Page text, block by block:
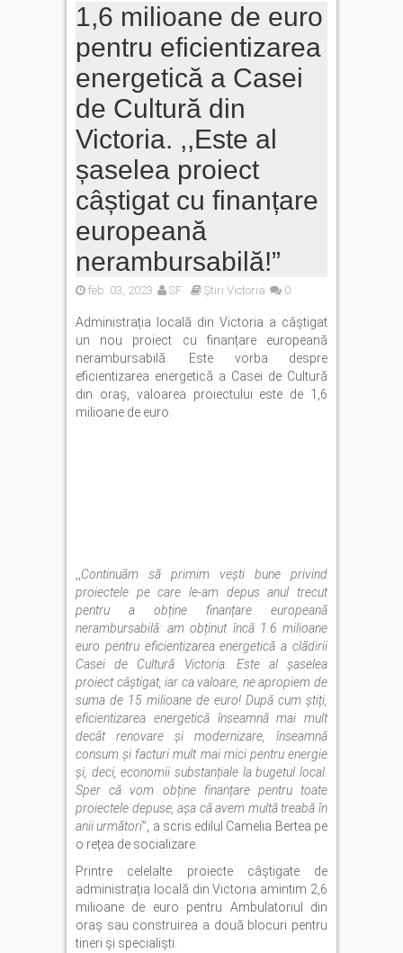
1,6 milioane de euro
pentru eficientizarea
energetică a Casei
de Cultură din
Victoria. ,,Este al
șaselea proiect
câștigat cu finanțare
europeană
nerambursabilă!”
feb. 03, 2023 SF Știri Victoria 0
Administrația locală din Victoria a câștigat
un nou proiect cu finanțare europeană
nerambursabilă. Este vorba despre
eficientizarea energetică a Casei de Cultură
din oraș, valoarea proiectului este de 1,6
milioane de euro.
Continuăm să primim vești bune privind
proiectele pe care le-am depus anul trecut
pentru a obține finanțare europeană
nerambursabilă: am obținut încă 1.6 milioane
euro pentru eficientizarea energetică a clădirii
Casei de Cultură Victoria. Este al șaselea
proiect câștigat, iar ca valoare, ne apropiem de
suma de 15 milioane de euro! După cum știți,
eficientizarea energetică înseamnă mai mult
decât renovare și modernizare, înseamnă
consum și facturi mult mai mici pentru energie
și, deci, economii substanțiale la bugetul local.
Sper că vom obține finanțare pentru toate
proiectele depuse, așa că avem multă treabă în
anii următori”, a scris edilul Camelia Bertea pe
o rețea de socializare.
Printre celelalte proiecte câștigate de
administrația locală din Victoria amintim 2,6
milioane de euro pentru Ambulatoriul din
oraș sau construirea a două blocuri pentru
tineri și specialiști.